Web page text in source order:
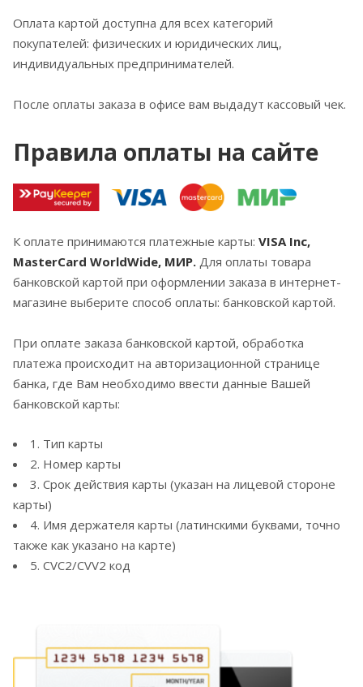
Оплата картой доступна для всех категорий
покупателей: физических и юридических лиц,
индивидуальных предпринимателей.
После оплаты заказа в офисе вам выдадут кассовый чек.
Правила оплаты на сайте
К оплате принимаются платежные карты: VISA Inc,
MasterCard WorldWide, МИР. Для оплаты товара
банковской картой при оформлении заказа в интернет-
магазине выберите способ оплаты: банковской картой.
При оплате заказа банковской картой, обработка
платежа происходит на авторизационной странице
банка, где Вам необходимо ввести данные Вашей
банковской карты:
1. Тип карты
2. Номер карты
3. Срок действия карты (указан на лицевой стороне
карты)
4. Имя держателя карты (латинскими буквами, точно
также как указано на карте)
5. CVC2/CVV2 код